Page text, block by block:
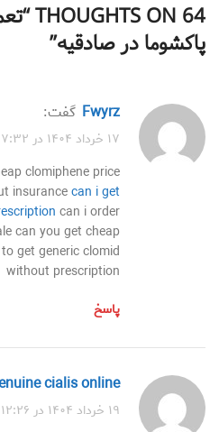
64 THOUGHTS ON “
پاکشوما در صادقیه”
fwyrz گفت:
۱۷ خرداد ۱۴۰۴ در ۷:۳۲ ق.ظ
clomiphene price
insurancecan i get
can i order
can you get cheap
get generic clomid
without prescription
پاسخ
cialis online
۱۹ خرداد ۱۴۰۴ در ۱۲:۲۶ ق.ظ